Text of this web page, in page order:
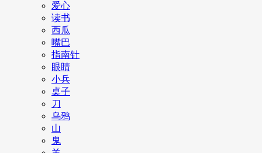
爱心
读书
西瓜
嘴巴
指南针
眼睛
小兵
桌子
刀
乌鸦
山
鬼